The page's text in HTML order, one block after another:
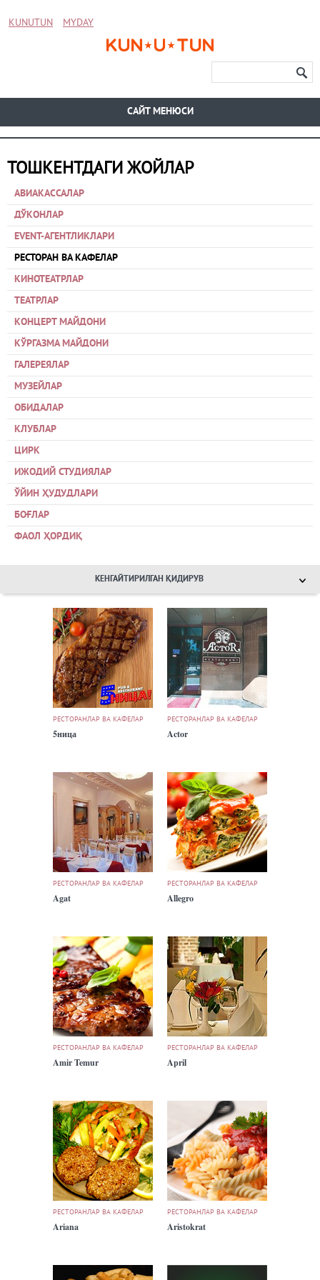
KUNUTUN MYDAY
CАЙТ МЕНЮСИ
ТОШКЕНТДАГИ ЖОЙЛАР
АВИАКАССАЛАР
ДЎКОНЛАР
EVENT-АГЕНТЛИКЛАРИ
РЕСТОРАН ВА КАФЕЛАР
КИНОТЕАТРЛАР
ТЕАТРЛАР
КОНЦЕРТ МАЙДОНИ
КЎРГАЗМА МАЙДОНИ
ГАЛЕРЕЯЛАР
МУЗЕЙЛАР
ОБИДАЛАР
КЛУБЛАР
ЦИРК
ИЖОДИЙ СТУДИЯЛАР
ЎЙИН ҲУДУДЛАРИ
БОҒЛАР
ФАОЛ ҲОРДИҚ
КЕНГАЙТИРИЛГАН ҚИДИРУВ
РЕСТОРАНЛАР ВА КАФЕЛАР
5ница
РЕСТОРАНЛАР ВА КАФЕЛАР
Actor
РЕСТОРАНЛАР ВА КАФЕЛАР
Agat
РЕСТОРАНЛАР ВА КАФЕЛАР
Allegro
РЕСТОРАНЛАР ВА КАФЕЛАР
Amir Temur
РЕСТОРАНЛАР ВА КАФЕЛАР
April
РЕСТОРАНЛАР ВА КАФЕЛАР
Ariana
РЕСТОРАНЛАР ВА КАФЕЛАР
Aristokrat